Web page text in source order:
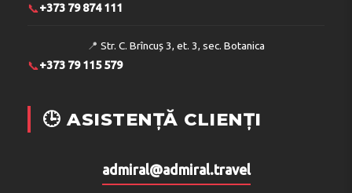
📞+373 79 874 111
📍 Str. C. Brîncuș 3, et. 3, sec. Botanica
📞+373 79 115 579
🕒 ASISTENȚĂ CLIENȚI
admiral@admiral.travel